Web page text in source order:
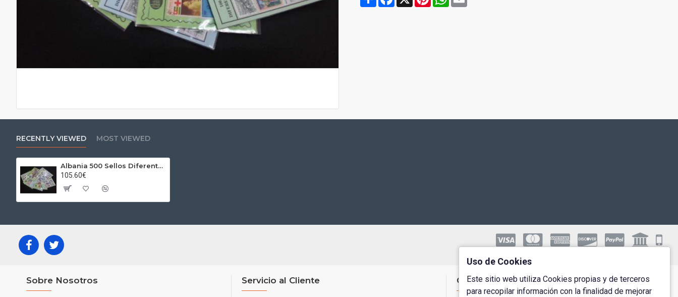
RECENTLY VIEWED MOST VIEWED
Albania 500 Sellos Diferentes
105.60€
Sobre Nosotros Servicio al Cliente Cuenta de Usuario
Uso de Cookies
Este sitio web utiliza Cookies propias y de terceros
para recopilar información con la finalidad de mejorar